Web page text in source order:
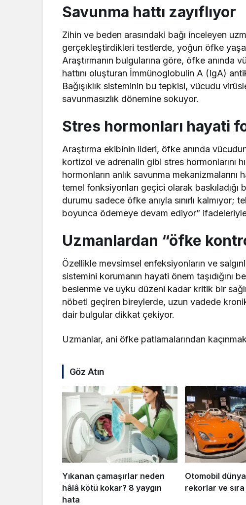
Savunma hattı zayıflıyor
Zihin ve beden arasındaki bağı inceleyen
gerçekleştirdikleri testlerde, yoğun öfke
Araştırmanın bulgularına göre, öfke anında
hattını oluşturan İmmünoglobulin A (IgA)
Bağışıklık sisteminin bu tepkisi, vücudu
savunmasızlık dönemine sokuyor.
Stres hormonları hayati
Araştırma ekibinin lideri, öfke anında
kortizol ve adrenalin gibi stres hormonlarını
hormonların anlık savunma
temel fonksiyonları geçici olarak baskıladığı
durumu sadece öfke anıyla sınırlı
boyunca ödemeye devam ediyor”
Uzmanlardan “öfke
Özellikle mevsimsel enfeksiyonların ve
sistemini korumanın hayati önem taşıdığını
beslenme ve uyku düzeni kadar kritik bir
nöbeti geçiren bireylerde, uzun vadede
dair bulgular dikkat çekiyor.
Uzmanlar, ani öfke patlamalarından
Göz Atın
Yıkanan çamaşırlar neden
hâlâ kötü kokar? 8 yaygın
hata
Otomobil
rekorlar ve sıra